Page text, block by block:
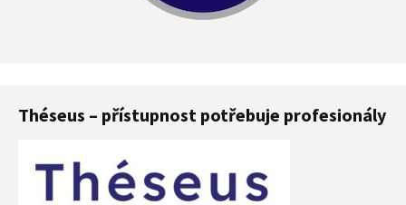
Théseus – přístupnost potřebuje profesionály